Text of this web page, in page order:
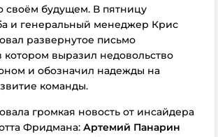
своём будущем. В пятницу
и генеральный менеджер Крис
развернутое письмо
выразил недовольство
и обозначил надежды на
команды.
громкая новость от инсайдера
Фридмана: Артемий Панарин